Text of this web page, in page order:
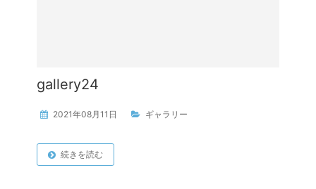
gallery24
2021年08月11日 ギャラリー
続きを読む